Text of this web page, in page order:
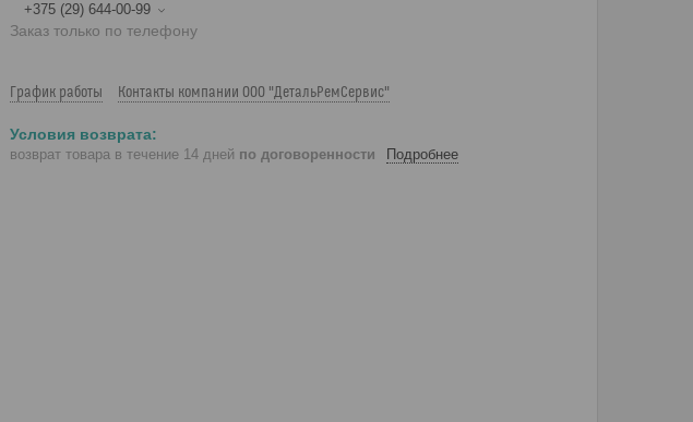
+375 (29) 644-00-99
Заказ только по телефону
График работы Контакты компании ООО "ДетальРемСервис"
возврат товара в течение 14 дней по договоренности Подробнее